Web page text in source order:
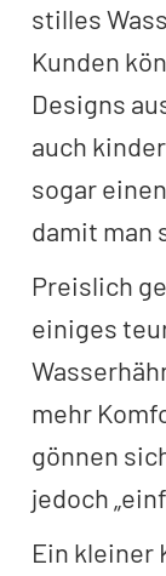
stilles
Kunden
Designs
auch
sogar
damit man
Preislich
einiges
mehr
gönnen
jedoch
Ein kleiner